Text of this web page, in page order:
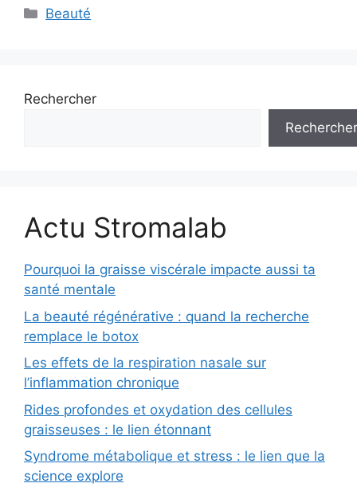
Catégories
Beauté
Rechercher
Rechercher
Actu Stromalab
Pourquoi la graisse viscérale impacte aussi ta
santé mentale
La beauté régénérative : quand la recherche
remplace le botox
Les effets de la respiration nasale sur
l’inflammation chronique
Rides profondes et oxydation des cellules
graisseuses : le lien étonnant
Syndrome métabolique et stress : le lien que la
science explore